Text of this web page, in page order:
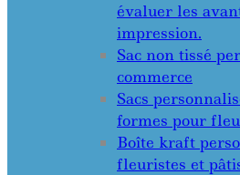
évaluer les
impression.
Sac non tissé
commerce
Sacs
formes pour
Boîte kraft
fleuristes et